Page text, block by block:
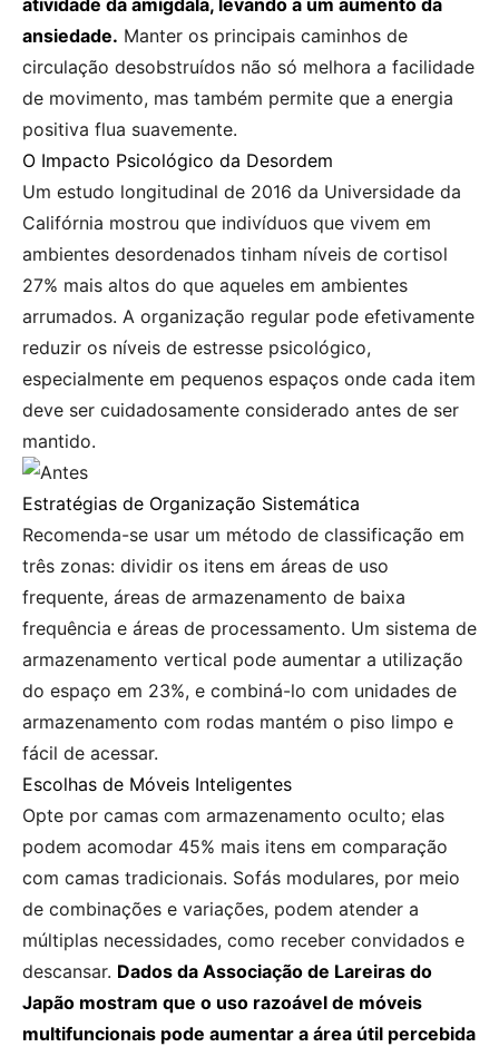
atividade da amígdala, levando a um aumento da
ansiedade. Manter os principais caminhos de
circulação desobstruídos não só melhora a facilidade
de movimento, mas também permite que a energia
positiva flua suavemente.
O Impacto Psicológico da Desordem
Um estudo longitudinal de 2016 da Universidade da
Califórnia mostrou que indivíduos que vivem em
ambientes desordenados tinham níveis de cortisol
27% mais altos do que aqueles em ambientes
arrumados. A organização regular pode efetivamente
reduzir os níveis de estresse psicológico,
especialmente em pequenos espaços onde cada item
deve ser cuidadosamente considerado antes de ser
mantido.
Estratégias de Organização Sistemática
Recomenda-se usar um método de classificação em
três zonas: dividir os itens em áreas de uso
frequente, áreas de armazenamento de baixa
frequência e áreas de processamento. Um sistema de
armazenamento vertical pode aumentar a utilização
do espaço em 23%, e combiná-lo com unidades de
armazenamento com rodas mantém o piso limpo e
fácil de acessar.
Escolhas de Móveis Inteligentes
Opte por camas com armazenamento oculto; elas
podem acomodar 45% mais itens em comparação
com camas tradicionais. Sofás modulares, por meio
de combinações e variações, podem atender a
múltiplas necessidades, como receber convidados e
descansar. Dados da Associação de Lareiras do
Japão mostram que o uso razoável de móveis
multifuncionais pode aumentar a área útil percebida